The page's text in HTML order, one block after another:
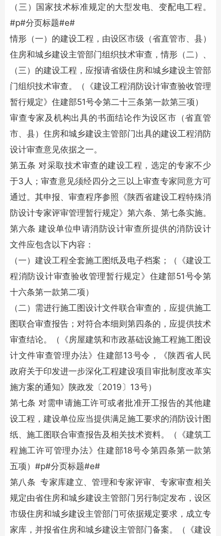
（三）国家技术标准规定的大型发电、变配电工程。
#p#分页标题#e#
情形（一）的建设工程，由设区市级（省直管市、县）
住房和城乡建设主管部门组织技术审查，情形（二）、
（三）的建设工程，应报请省级住房和城乡建设主管部
门组织技术审查。（《建设工程消防设计审查验收管理
暂行规定》住建部51号令第二十三条第一款第三项）
审查专家及机构出具的书面结论作为设区市（省直管
市、县）住房和城乡建设主管部门出具的建设工程消防
设计审查意见依据之一。
第五条 对采取技术审查的建设工程，选定的专家不少
于3人；审查意见须经四分之三以上审查专家同意方可
通过。其申报、审查程序参照《陕西省建设工程特殊消
防设计专家评审管理暂行规定》第六条、第七条实施。
第六条 建设单位申请消防设计审查所提供的消防设计
文件应包含以下内容：
（一）建设工程全套施工图纸及电子档案；（《建设工
程消防设计审查验收管理暂行规定》住建部51号令第
十六条第一款第二项）
（二）需进行施工图设计文件联合审查的，应提供施工
图联合审查报告；对符合本细则第四条的，应提供技术
审查结论。（《房屋建筑和市政基础设施工程施工图设
计文件审查管理办法》住建部13号令，《陕西省人民
政府关于印发进一步深化工程建设项目审批制度改革实
施方案的通知》陕政发〔2019〕13号）
第七条 对需申请施工许可或者批准开工报告的其他建
设工程，建设单位应当提供满足施工要求的消防设计图
纸、施工图联合审查报告及相关技术资料。（《建筑工
程施工许可管理办法》住建部18号令第四条第一款第
五项）#p#分页标题#e#
第八条 专家库建立、管理和专家评审、专家审查相关
规定由省住房和城乡建设主管部门另行制定发布，设区
市级住房和城乡建设主管部门可依据规定要求，成立专
家库，并报省住房和城乡建设主管部门备案。（《建设